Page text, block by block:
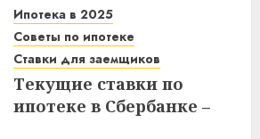
дверным проемом в
отремонтированной
квартире
14.11.2025
Ипотека в 2025
Советы по ипотеке
Ставки для заемщиков
Текущие ставки по
ипотеке в Сбербанке –